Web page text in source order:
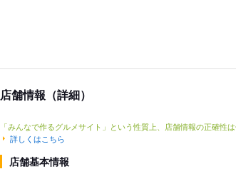
店舗情報（詳細）
「みんなで作るグルメサイト」という性質上、店舗情報の正確性
詳しくはこちら
店舗基本情報